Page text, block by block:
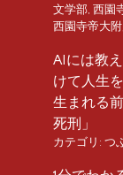
文学部, 西園
西園寺帝大
AIには教
けて人生
生まれる
死刑」
カテゴリ: つ